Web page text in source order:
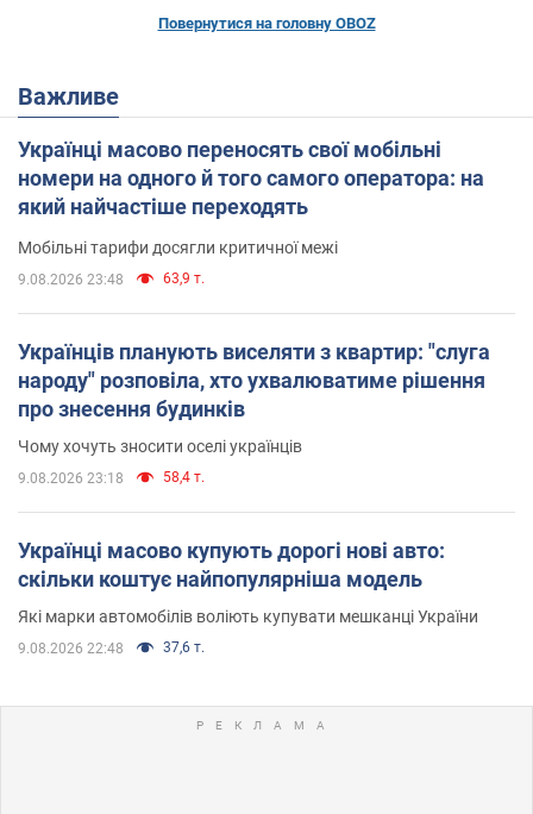
Повернутися на головну OBOZ
Важливе
Українці масово переносять свої мобільні
номери на одного й того самого оператора: на
який найчастіше переходять
Мобільні тарифи досягли критичної межі
9.08.2026 23:48 63,9 т.
Українців планують виселяти з квартир: "слуга
народу" розповіла, хто ухвалюватиме рішення
про знесення будинків
Чому хочуть зносити оселі українців
9.08.2026 23:18 58,4 т.
Українці масово купують дорогі нові авто:
скільки коштує найпопулярніша модель
Які марки автомобілів воліють купувати мешканці України
9.08.2026 22:48 37,6 т.